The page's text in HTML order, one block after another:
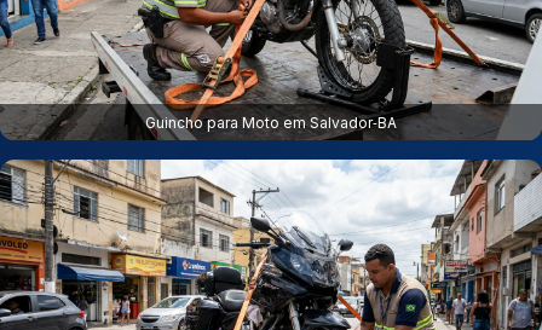
Guincho para Moto em Salvador‑BA